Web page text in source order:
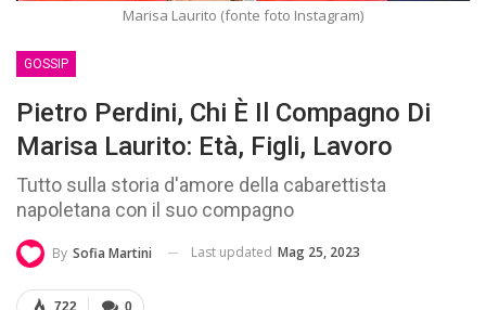
Marisa Laurito (fonte foto Instagram)
GOSSIP
Pietro Perdini, Chi È Il Compagno Di
Marisa Laurito: Età, Figli, Lavoro
Tutto sulla storia d'amore della cabarettista
napoletana con il suo compagno
By Sofia Martini Last updated Mag 25, 2023
0
722